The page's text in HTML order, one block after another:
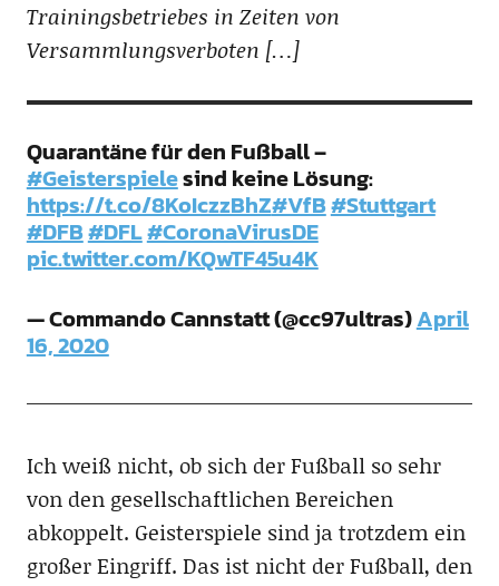
Trainingsbetriebes in Zeiten von
Versammlungsverboten […]
Quarantäne für den Fußball –
#Geisterspielesind keine Lösung:
https://t.co/8KoIczzBhZ#VfB#Stuttgart
#DFB#DFL#CoronaVirusDE
pic.twitter.com/KQwTF45u4K
— Commando Cannstatt (@cc97ultras)April
16, 2020
Ich weiß nicht, ob sich der Fußball so sehr
von den gesellschaftlichen Bereichen
abkoppelt. Geisterspiele sind ja trotzdem ein
großer Eingriff. Das ist nicht der Fußball, den